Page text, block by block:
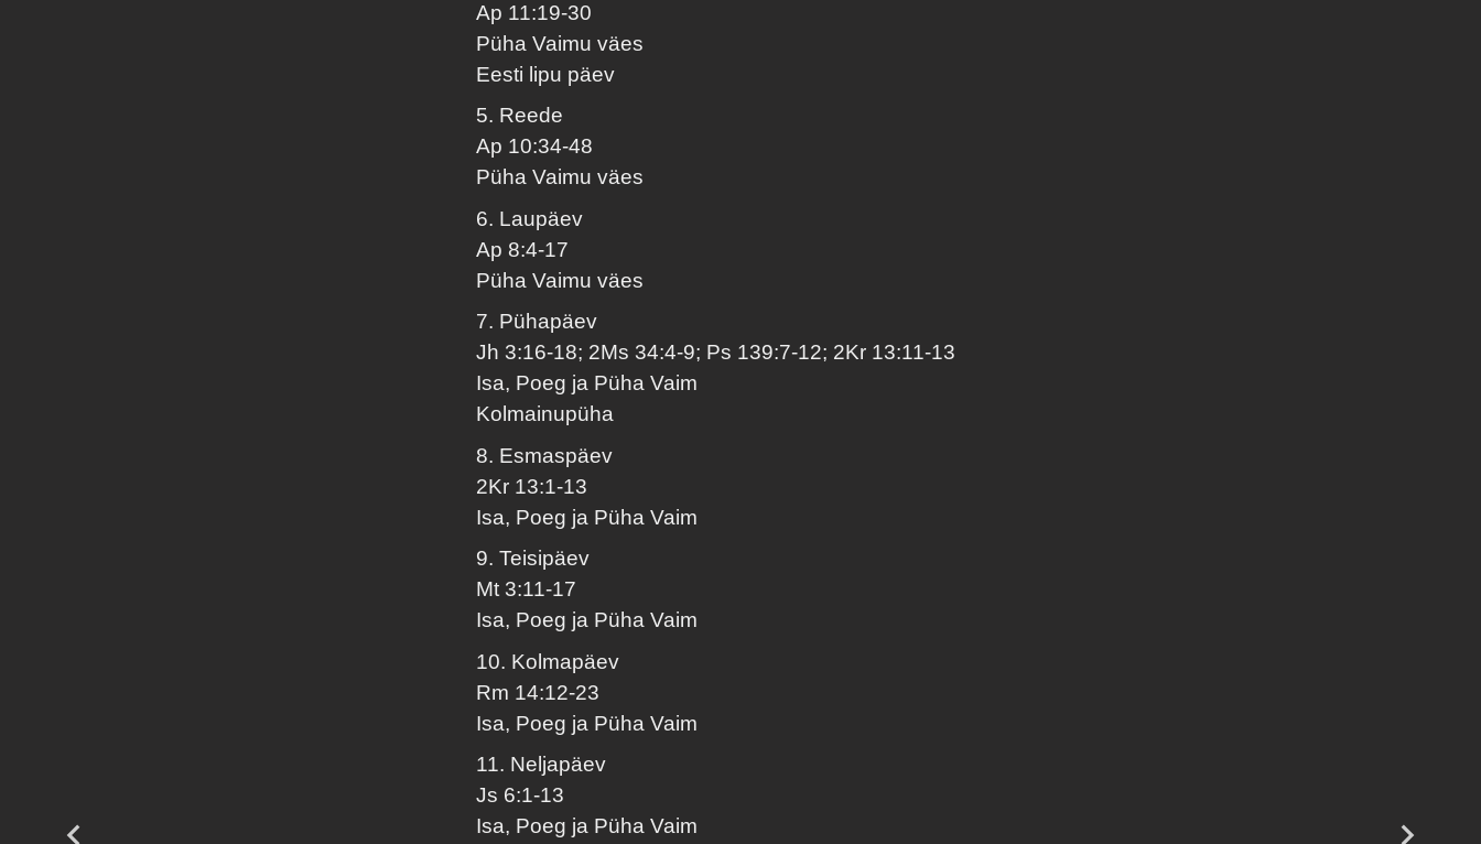
Ap 11:19-30
Püha Vaimu väes
Eesti lipu päev
5. Reede
Ap 10:34-48
Püha Vaimu väes
6. Laupäev
Ap 8:4-17
Püha Vaimu väes
7. Pühapäev
Jh 3:16-18; 2Ms 34:4-9; Ps 139:7-12; 2Kr 13:11-13
Isa, Poeg ja Püha Vaim
Kolmainupüha
8. Esmaspäev
2Kr 13:1-13
Isa, Poeg ja Püha Vaim
9. Teisipäev
Mt 3:11-17
Isa, Poeg ja Püha Vaim
10. Kolmapäev
Rm 14:12-23
Isa, Poeg ja Püha Vaim
11. Neljapäev
Js 6:1-13
Isa, Poeg ja Püha Vaim